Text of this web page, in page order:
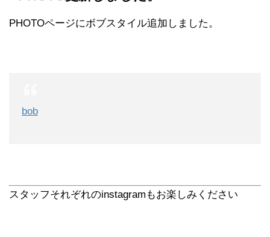
PHOTOページにボブスタイル追加しました。
bob
スタッフそれぞれのinstagramもお楽しみください